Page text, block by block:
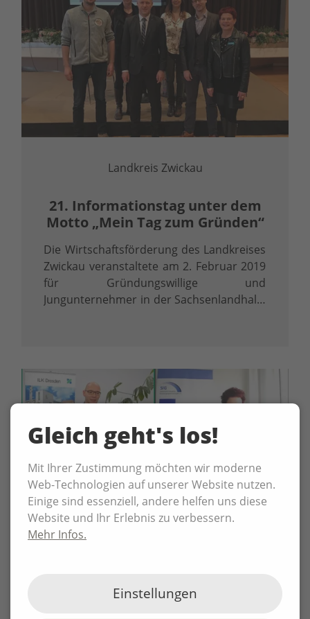
Landkreis Zwickau
21. Informations­tag unter dem
Motto „Mein Tag zum Gründen“
Die Wirtschaftsförderung des Landkreises
Zwickau veranstaltete am 2. Februar 2019
für Gründungswillige und
Jungunternehmer in der Sachsenlandhalle
Gemeinschaft zur Bündelung
Gleich geht's los!
Mit Ihrer Zustimmung möchten wir moderne
Web-Technologien auf unserer Website nutzen.
Einige sind essenziell, andere helfen uns diese
Website und Ihr Erlebnis zu verbessern.
Mehr Infos.
Einstellungen